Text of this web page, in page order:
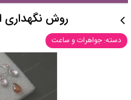
روش نگهداری
دسته: جواهرات و ساعت